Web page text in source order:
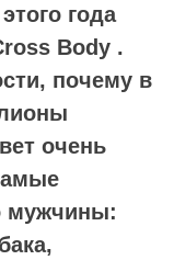
года
Body .
почему в
очень
мужчины: